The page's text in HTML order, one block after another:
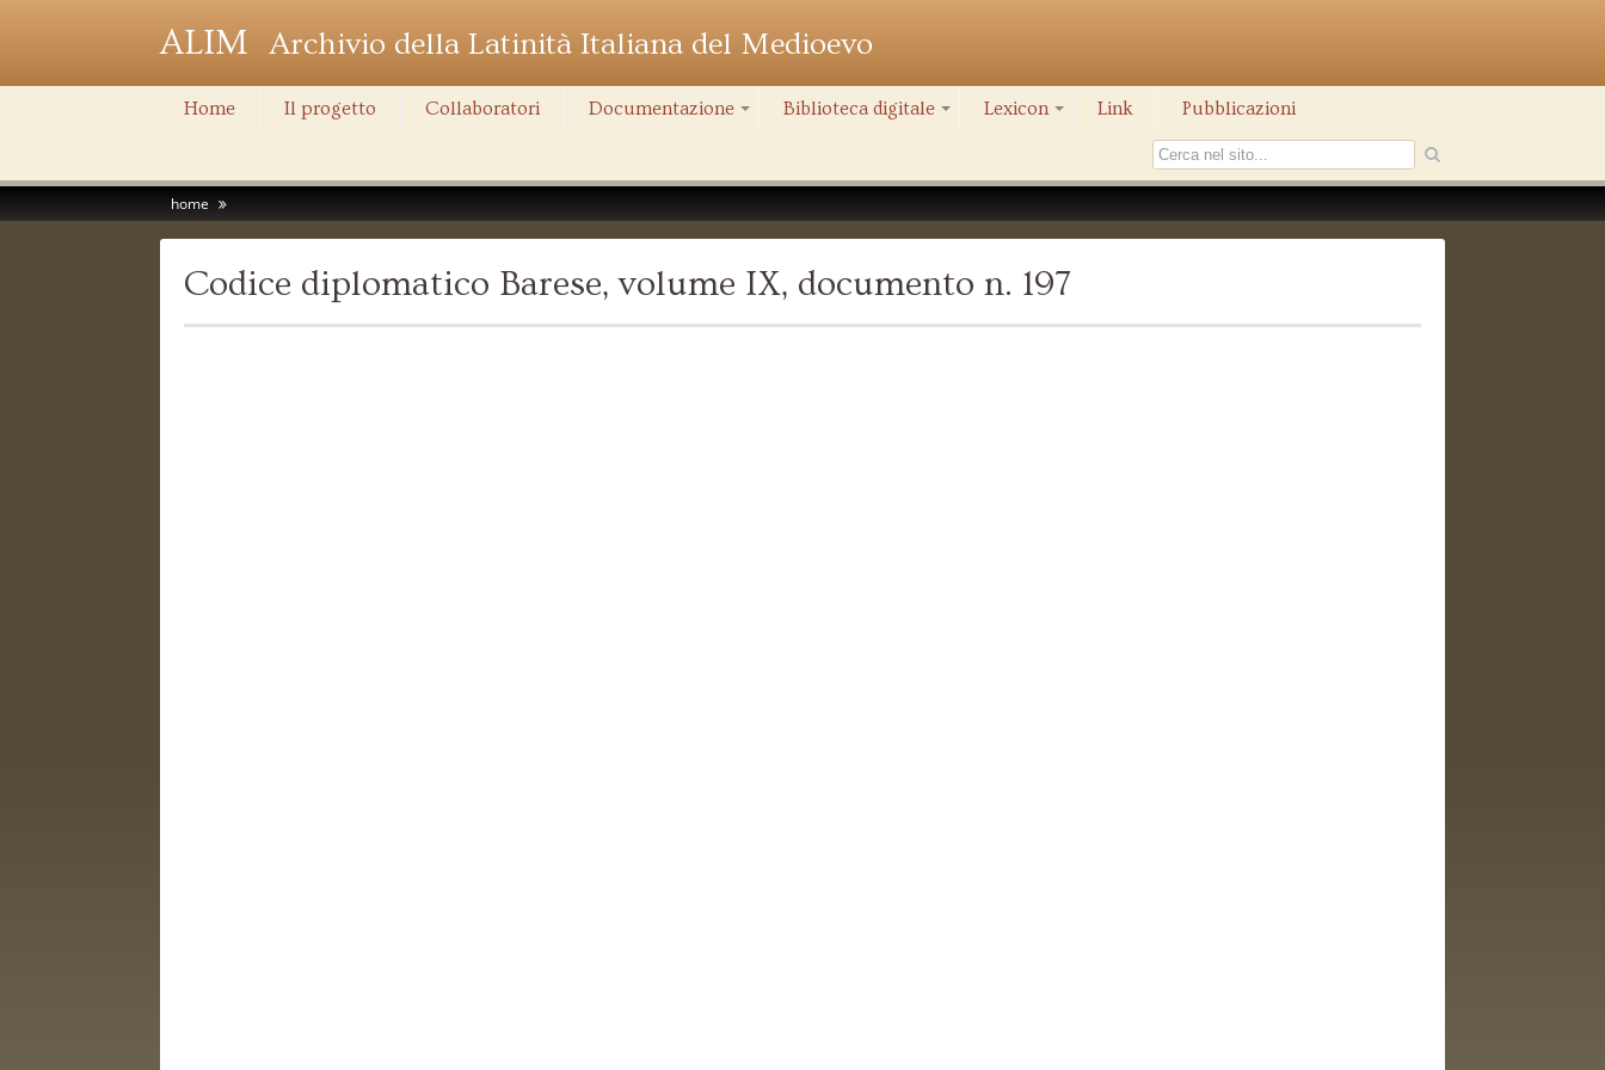
ALIM Archivio della Latinità Italiana del Medioevo
Home Il progetto Collaboratori Documentazione Biblioteca digitale Lexicon Link Pubblicazioni
home
Codice diplomatico Barese, volume IX, documento n. 197